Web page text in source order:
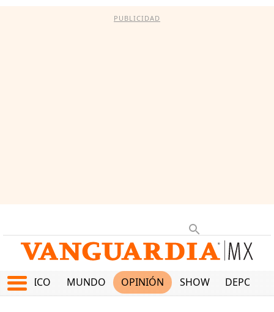
PUBLICIDAD
MÉXICO MUNDO OPINIÓN SHOW